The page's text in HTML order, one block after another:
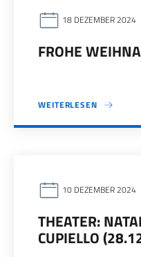
18 DEZEMBER 2024
FROHE
WEITERLESEN
10 DEZEMBER 2024
THEATER:
CUPIELLO